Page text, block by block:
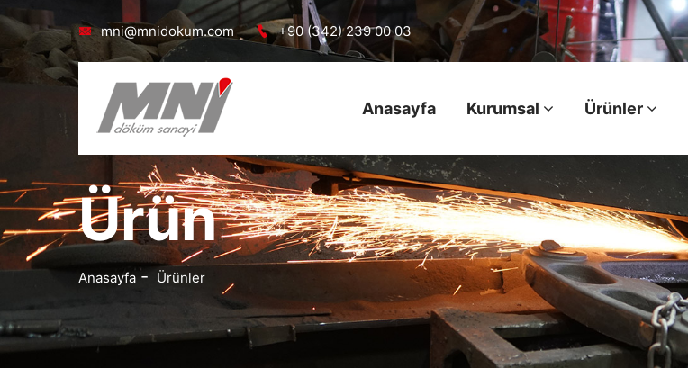
mni@mnidokum.com +90 (342) 239 00 03
Anasayfa Kurumsal Ürünler
Ürün
Anasayfa Ürünler